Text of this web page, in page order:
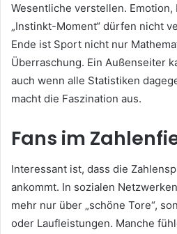
Wesentliche verstellen.
„Instinkt-Moment“ dürfen nicht
Ende ist Sport nicht nur
Überraschung. Ein Außenseiter
auch wenn alle Statistiken
macht die Faszination aus.
Fans im
Interessant ist, dass die
ankommt. In sozialen
mehr nur über „schöne Tore“,
oder Laufleistungen. Manche